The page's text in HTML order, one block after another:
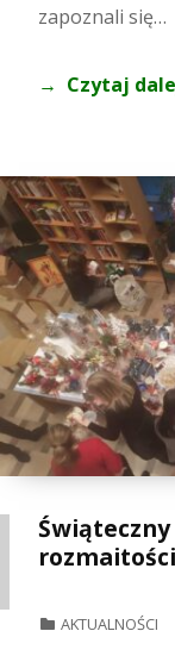
zapoznali się…
Czytaj
Świąteczny
AKTUALNOŚCI